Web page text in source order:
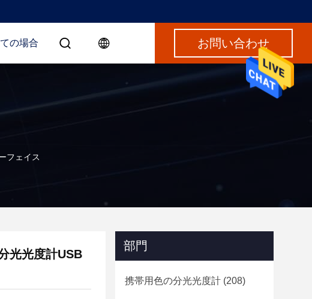
の場合 お問い合わせ
フェイス
光光度計USB
部門
携帯用色の分光光度計 (208)